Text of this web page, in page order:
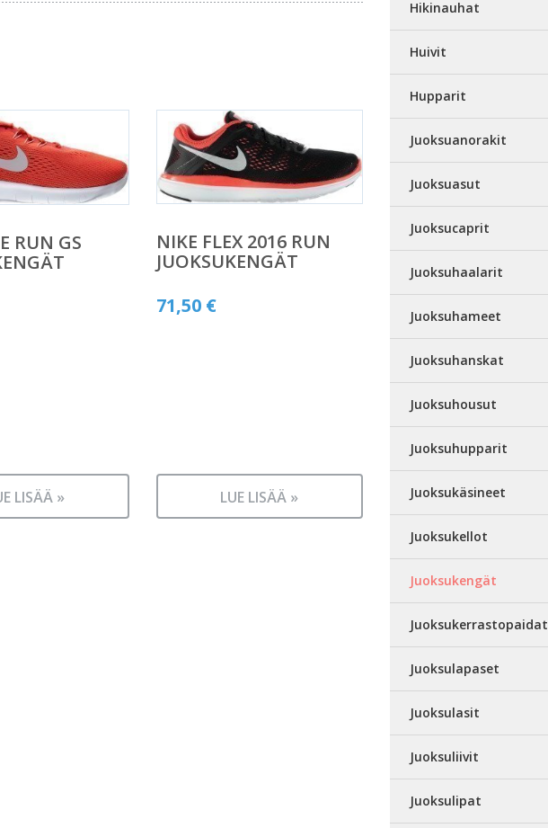
RUN GS
LISÄÄ »
NIKE FLEX 2016 RUN
JUOKSUKENGÄT
71,50 €
LUE LISÄÄ »
Hikinauhat
Huivit
Hupparit
Juoksuanorakit
Juoksuasut
Juoksucaprit
Juoksuhaalarit
Juoksuhameet
Juoksuhanskat
Juoksuhousut
Juoksuhupparit
Juoksukäsineet
Juoksukellot
Juoksukengät
Juoksukerrastopaidat
Juoksulapaset
Juoksulasit
Juoksuliivit
Juoksulipat